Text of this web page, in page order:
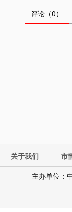
评论 （0）
关于我们 市
主办单位：